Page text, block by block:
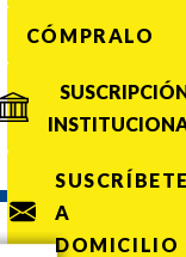
CÓMPRALO
A
DOMICILIO